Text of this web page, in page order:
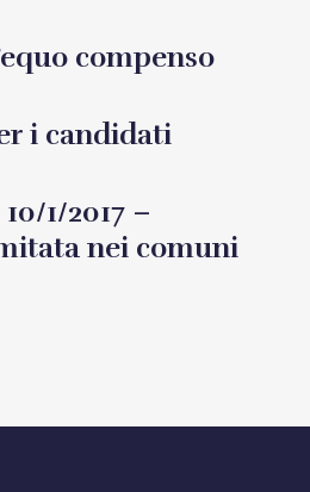
compenso
i candidati
1/2017 –
nei comuni